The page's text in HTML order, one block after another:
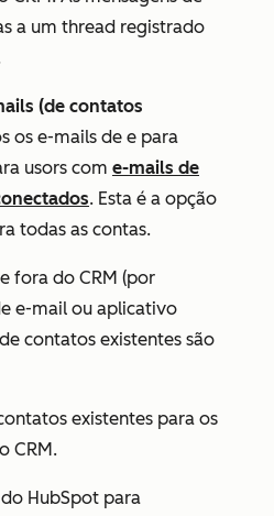
a um thread registrado
(de contatos
os e-mails de e para
usors com e-mails de
. Esta é a opção
todas as contas.
fora do CRM (por
e-mail ou aplicativo
contatos existentes são
existentes para os
CRM.
HubSpot para